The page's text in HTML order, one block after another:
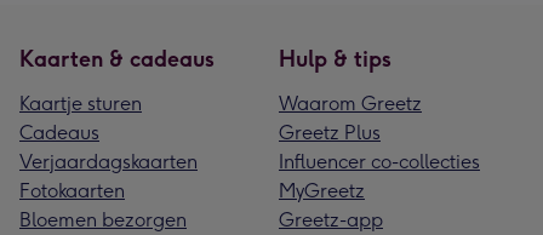
Kaarten & cadeaus
Kaartje sturen
Cadeaus
Verjaardagskaarten
Fotokaarten
Bloemen bezorgen
Hulp & tips
Waarom Greetz
Greetz Plus
Influencer co-collecties
MyGreetz
Greetz-app